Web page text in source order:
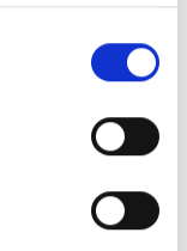
-
på toppen.
stål af
hvilket vil sige